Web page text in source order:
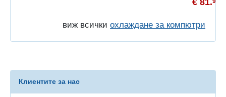
€ 81.
виж всички охлаждане за компютри
Клиентите за нас